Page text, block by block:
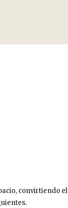
convirtiendo el